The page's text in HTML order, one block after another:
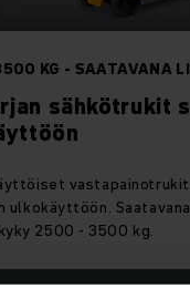
KG - SAATAVANA
sähkötrukit
ulkokäyttöön.
2500 - 3500 kg.